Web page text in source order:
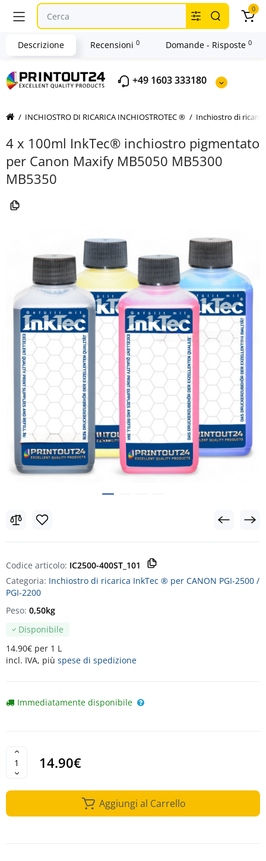
+49 1603 333180
0
INCHIOSTRO DI RICARICA INCHIOSTROTEC ® Inchiostro di
4 x 100ml InkTec® inchiostro pigmentato
per Canon Maxify MB5050 MB5300
MB5350
Codice articolo: IC2500-400ST_101
Categoria: Inchiostro di ricarica InkTec ® per CANON PGI-2500 /
PGI-2200
Disponibile
14.90€ per 1 L
incl. IVA, più spese di spedizione
Peso: 0,50kg
Immediatamente disponibile
14.90€
Aggiungi al Carrello
Descrizione Recensioni 0 Domande - Risposte 0